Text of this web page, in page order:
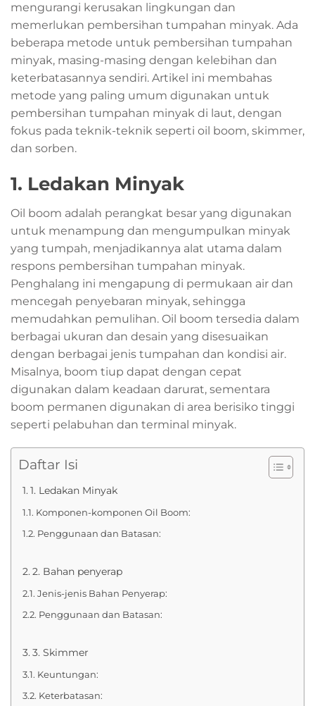
mengurangi kerusakan lingkungan dan
memerlukan pembersihan tumpahan minyak. Ada
beberapa metode untuk pembersihan tumpahan
minyak, masing-masing dengan kelebihan dan
keterbatasannya sendiri. Artikel ini membahas
metode yang paling umum digunakan untuk
pembersihan tumpahan minyak di laut, dengan
fokus pada teknik-teknik seperti oil boom, skimmer,
dan sorben.
1. Ledakan Minyak
Oil boom adalah perangkat besar yang digunakan
untuk menampung dan mengumpulkan minyak
yang tumpah, menjadikannya alat utama dalam
respons pembersihan tumpahan minyak.
Penghalang ini mengapung di permukaan air dan
mencegah penyebaran minyak, sehingga
memudahkan pemulihan. Oil boom tersedia dalam
berbagai ukuran dan desain yang disesuaikan
dengan berbagai jenis tumpahan dan kondisi air.
Misalnya, boom tiup dapat dengan cepat
digunakan dalam keadaan darurat, sementara
boom permanen digunakan di area berisiko tinggi
seperti pelabuhan dan terminal minyak.
Daftar Isi
1. Ledakan Minyak
Komponen-komponen Oil Boom:
Penggunaan dan Batasan:
2. Bahan penyerap
Jenis-jenis Bahan Penyerap:
Penggunaan dan Batasan:
3. Skimmer
Keuntungan:
Keterbatasan: